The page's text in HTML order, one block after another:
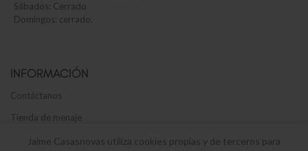
Sábados: Cerrado
Domingos: cerrado.
INFORMACIÓN
Contáctanos
Tienda de menaje
Envíos y devoluciones
Jaime Casasnovas utiliza cookies propias y de terceros para